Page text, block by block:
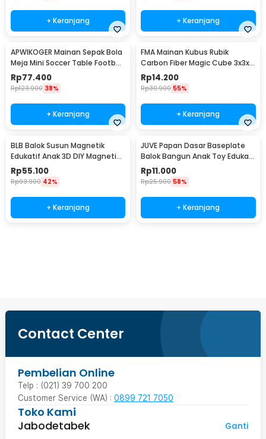
+ Keranjang + Keranjang
APWIKOGER Mainan Sepak Bola
Meja Mini Soccer Table Football
Game - AW017
Rp77.400
Rp123.900 38%
+ Keranjang
FMA Mainan Kubus Rubik
Carbon Fiber Magic Cube 3x3x3
- FMM3
Rp14.200
Rp30.900 55%
+ Keranjang
BLB Balok Susun Magnetik
Edukatif Anak 3D DIY Magnetic
Blocks 100 PCS - BBL3D
Rp55.100
Rp93.900 42%
+ Keranjang
JUVE Papan Dasar Baseplate
Balok Bangun Anak Toy Edukasi
8x8cm 1 PCS - J-80
Rp11.000
Rp25.900 58%
+ Keranjang
Contact Center
Pembelian Online
Telp : (021) 39 700 200
Customer Service (WA) : 0899 721 7050
Toko Kami
Jabodetabek
Ganti